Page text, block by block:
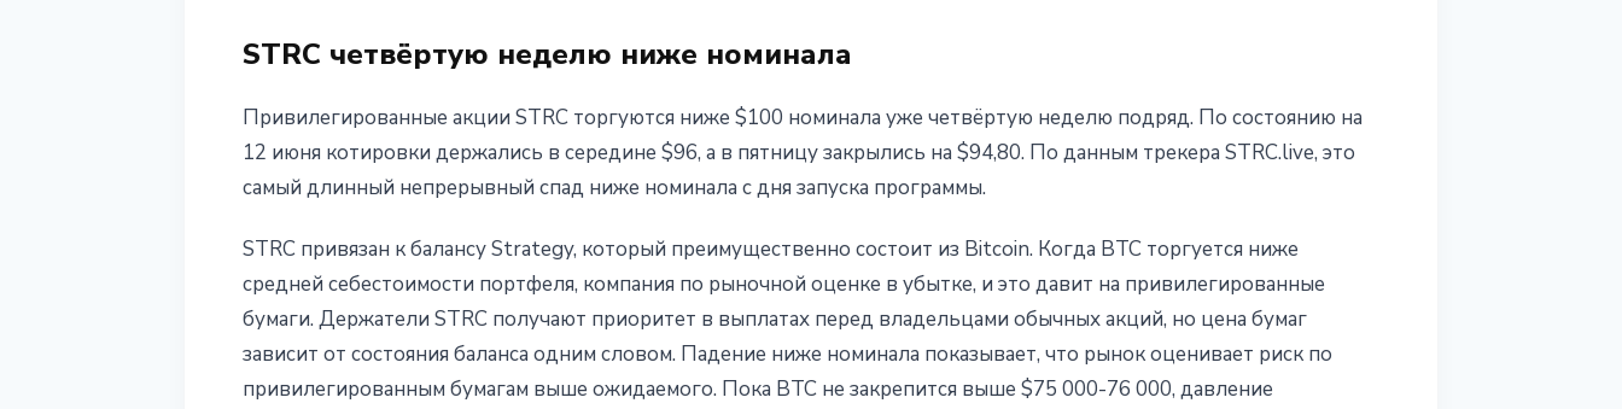
STRC четвёртую неделю ниже номинала
Привилегированные акции STRC торгуются ниже $100 номинала уже четвёртую неделю подряд. По состоянию на
12 июня котировки держались в середине $96, а в пятницу закрылись на $94,80. По данным трекера STRC.live, это
самый длинный непрерывный спад ниже номинала с дня запуска программы.
STRC привязан к балансу Strategy, который преимущественно состоит из Bitcoin. Когда BTC торгуется ниже
средней себестоимости портфеля, компания по рыночной оценке в убытке, и это давит на привилегированные
бумаги. Держатели STRC получают приоритет в выплатах перед владельцами обычных акций, но цена бумаг
зависит от состояния баланса одним словом. Падение ниже номинала показывает, что рынок оценивает риск по
привилегированным бумагам выше ожидаемого. Пока BTC не закрепится выше $75 000-76 000, давление